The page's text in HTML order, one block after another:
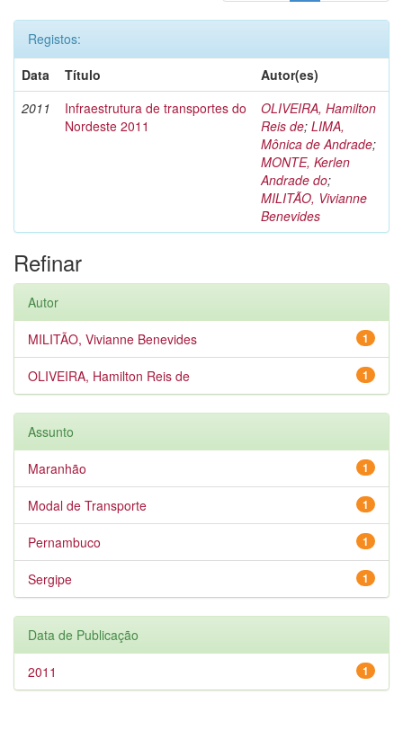
Registos:
Data
Título
Autor(es)
2011
Infraestrutura de transportes do
Nordeste 2011
OLIVEIRA, Hamilton
Reis de; LIMA,
Mônica de Andrade;
MONTE, Kerlen
Andrade do;
MILITÃO, Vivianne
Benevides
Refinar
Autor
1
MILITÃO, Vivianne Benevides
1
OLIVEIRA, Hamilton Reis de
Assunto
1
Maranhão
1
Modal de Transporte
1
Pernambuco
1
Sergipe
Data de Publicação
1
2011